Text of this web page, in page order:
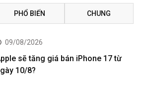
PHỔ BIẾN CHUNG
09/08/2026
sẽ tăng giá bán iPhone 17 từ
10/8?